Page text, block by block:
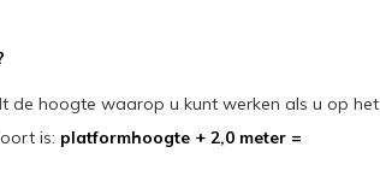
de hoogte waarop u kunt werken als u op het
is: platformhoogte + 2,0 meter =